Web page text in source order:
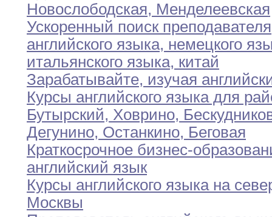
Новослободская, Менделеевская
Ускоренный поиск преподавателя
английского языка, немецкого
итальянского языка, китай
Зарабатывайте, изучая
Курсы английского языка для
Бутырский, Ховрино,
Дегунино, Останкино, Беговая
Краткосрочное бизнес-
английский язык
Курсы английского языка на
Москвы